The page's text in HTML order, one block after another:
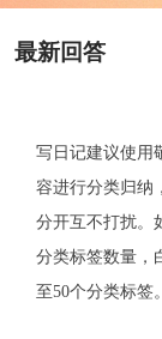
最新回答
写日记建议使用
容进行分类归纳
分开互不打扰。
分类标签数量，
至50个分类标签。